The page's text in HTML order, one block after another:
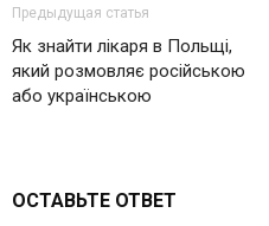
Предыдущая статья
Як знайти лікаря в Польщі,
який розмовляє російською
або українською
ОСТАВЬТЕ ОТВЕТ